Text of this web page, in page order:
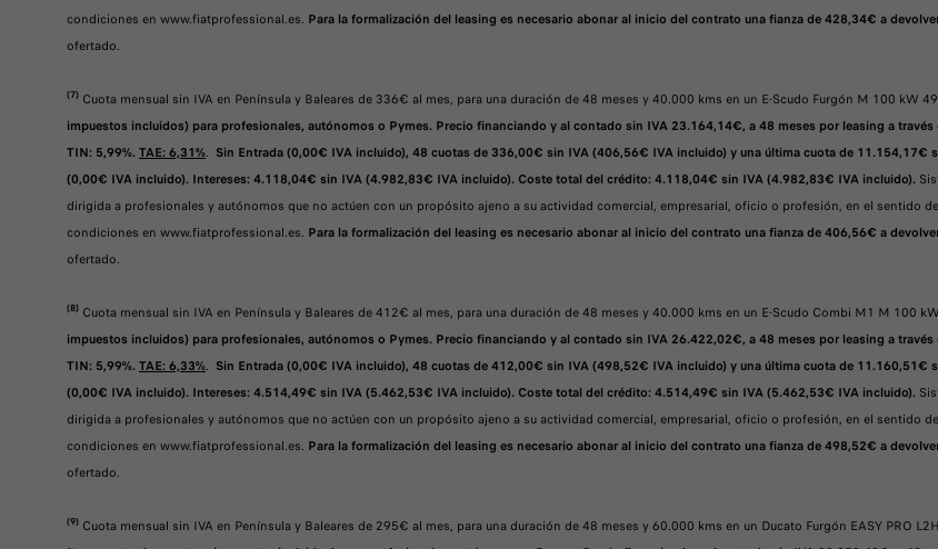
condiciones en www.fiatprofessional.es. Para la formalización del leasing es necesario abonar al inicio del contrato una fianza de 428,34€ a
ofertado.
(7) Cuota mensual sin IVA en Península y Baleares de 336€ al mes, para una duración de 48 meses y 40.000 kms en un E-Scudo Furgón M 100 kW
impuestos incluidos) para profesionales, autónomos o Pymes. Precio financiando y al contado sin IVA 23.164,14€, a 48 meses por leasing a
TIN: 5,99%.TAE: 6,31%. Sin Entrada (0,00€ IVA incluido), 48 cuotas de 336,00€ sin IVA (406,56€ IVA incluido) y una última cuota de
(0,00€ IVA incluido). Intereses: 4.118,04€ sin IVA (4.982,83€ IVA incluido). Coste total del crédito: 4.118,04€ sin IVA (4.982,83€ IVA incluido).
dirigida a profesionales y autónomos que no actúen con un propósito ajeno a su actividad comercial, empresarial, oficio o profesión, en el sentido
condiciones en www.fiatprofessional.es. Para la formalización del leasing es necesario abonar al inicio del contrato una fianza de 406,56€ a
ofertado.
(8) Cuota mensual sin IVA en Península y Baleares de 412€ al mes, para una duración de 48 meses y 40.000 kms en un E-Scudo Combi M1 M 100
impuestos incluidos) para profesionales, autónomos o Pymes. Precio financiando y al contado sin IVA 26.422,02€, a 48 meses por leasing a
TIN: 5,99%.TAE: 6,33%. Sin Entrada (0,00€ IVA incluido), 48 cuotas de 412,00€ sin IVA (498,52€ IVA incluido) y una última cuota de
(0,00€ IVA incluido). Intereses: 4.514,49€ sin IVA (5.462,53€ IVA incluido). Coste total del crédito: 4.514,49€ sin IVA (5.462,53€ IVA incluido).
dirigida a profesionales y autónomos que no actúen con un propósito ajeno a su actividad comercial, empresarial, oficio o profesión, en el sentido
condiciones en www.fiatprofessional.es. Para la formalización del leasing es necesario abonar al inicio del contrato una fianza de 498,52€ a
ofertado.
(9) Cuota mensual sin IVA en Península y Baleares de 295€ al mes, para una duración de 48 meses y 60.000 kms en un Ducato Furgón EASY PRO